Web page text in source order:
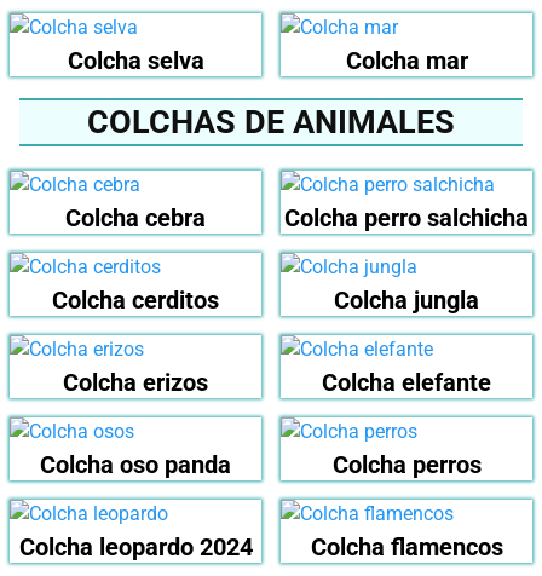
Colcha selva Colcha mar
COLCHAS DE ANIMALES
Colcha cebra Colcha perro salchicha
Colcha cerditos Colcha jungla
Colcha erizos Colcha elefante
Colcha oso panda Colcha perros
Colcha leopardo 2024 Colcha flamencos